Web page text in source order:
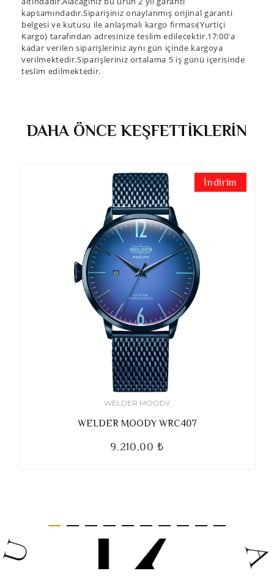
kapsamındadır.Siparişiniz onaylanmış orijinal garanti
belgesi ve kutusu ile anlaşmalı kargo firması(Yurtiçi
Kargo) tarafından adresinize teslim edilecektir.17:00'a
kadar verilen siparişleriniz aynı gün içinde kargoya
verilmektedir.Siparişleriniz ortalama 5 iş günü içerisinde
teslim edilmektedir.
DAHA ÖNCE KEŞFETTİKLERİN
İndirim
WELDER MOODY
WELDER MOODY WRC407
9.210,00 ₺